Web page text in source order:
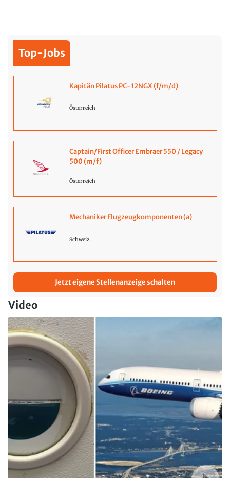
Top-Jobs
Kapitän Pilatus PC-12NGX (f/m/d)
Österreich
Captain/First Officer Embraer 550 / Legacy
500 (m/f)
Österreich
Mechaniker Flugzeugkomponenten (a)
Schweiz
Jetzt eigene Stellenanzeige schalten
Video